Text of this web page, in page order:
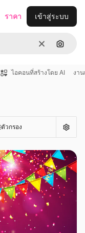
ชัดเจนค้นหา
ราคา เข้าสู่ระบบ
ไอคอนที่สร้างโดย AI งา
ตัวกรอง